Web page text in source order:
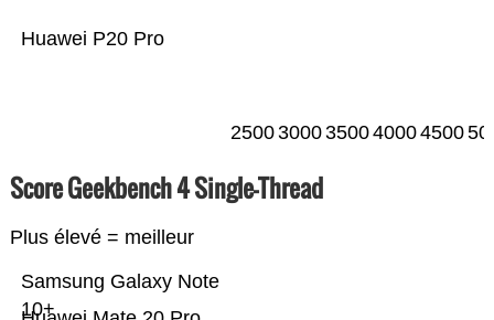
Huawei P20 Pro
25003000350040004500
Score Geekbench 4 Single-Thread
Plus élevé = meilleur
Samsung Galaxy Note
10+